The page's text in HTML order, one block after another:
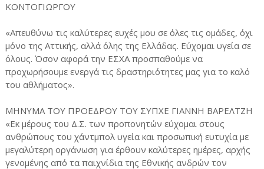
ΚΟΝΤΟΓΙΩΡΓΟΥ
«Απευθύνω τις καλύτερες ευχές μου σε όλες τις ομάδες, όχι
μόνο της Αττικής, αλλά όλης της Ελλάδας. Εύχομαι υγεία σε
όλους. Όσον αφορά την ΕΣΧΑ προσπαθούμε να
προχωρήσουμε ενεργά τις δραστηριότητες μας για το καλό
του αθλήματος».
ΜΗΝΥΜΑ ΤΟΥ ΠΡΟΕΔΡΟΥ ΤΟΥ ΣΥΠΧΕ ΓΙΑΝΝΗ ΒΑΡΕΛΤΖΗ
«Εκ μέρους του Δ.Σ. των προπονητών εύχομαι στους
ανθρώπους του χάντμπολ υγεία και προσωπική ευτυχία με
μεγαλύτερη οργάνωση για έρθουν καλύτερες ημέρες, αρχής
γενομένης από τα παιχνίδια της Εθνικής ανδρών τον